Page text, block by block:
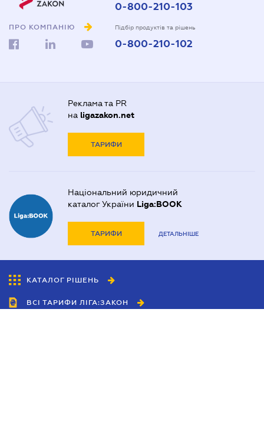
ПРО КОМПАНІЮ
0-800-210-103
Підбір продуктів та рішень
0-800-210-102
Реклама та PR
на ligazakon.net
ТАРИФИ
Національний юридичний
каталог України Liga:BOOK
ТАРИФИ ДЕТАЛЬНІШЕ
КАТАЛОГ РІШЕНЬ
ВСІ ТАРИФИ ЛІГА:ЗАКОН